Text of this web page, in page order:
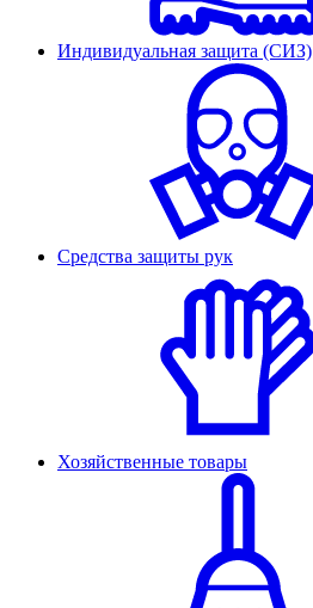
Индивидуальная защита (СИЗ)
Средства защиты рук
Хозяйственные товары